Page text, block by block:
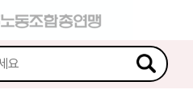
케치북5